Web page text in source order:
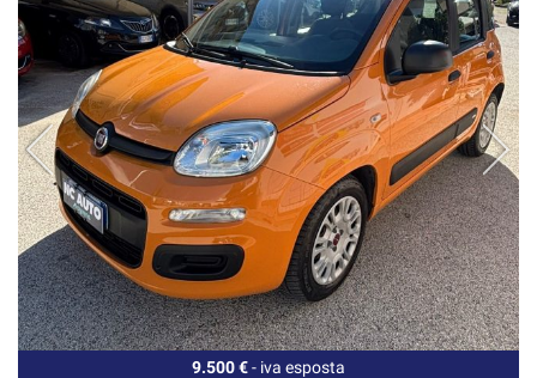
9.500 €- iva esposta